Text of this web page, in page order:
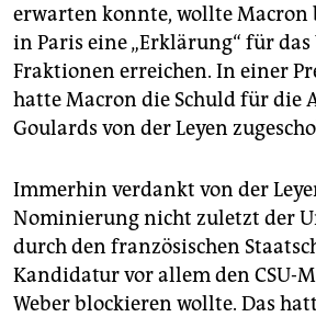
erwarten konnte, wollte Macron
in Paris eine „Erklärung“ für
Fraktionen erreichen. In einer
hatte Macron die Schuld für die
Goulards von der Leyen
Immerhin verdankt von der
Nominierung nicht zuletzt der
durch den französischen
Kandidatur vor allem den CSU-
Weber blockieren wollte. Das